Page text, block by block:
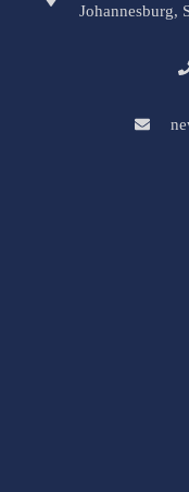
Johannesburg,